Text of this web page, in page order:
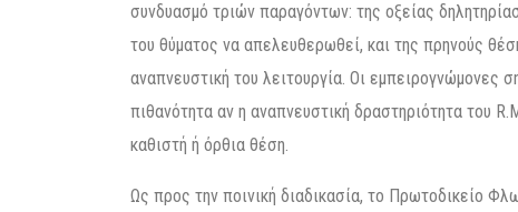
συνδυασμό τριών παραγόντων: της οξείας
του θύματος να απελευθερωθεί, και της πρηνούς
αναπνευστική του λειτουργία. Οι
πιθανότητα αν η αναπνευστική δραστηριότητα του
καθιστή ή όρθια θέση.
Ως προς την ποινική διαδικασία, το Πρωτοδικείο